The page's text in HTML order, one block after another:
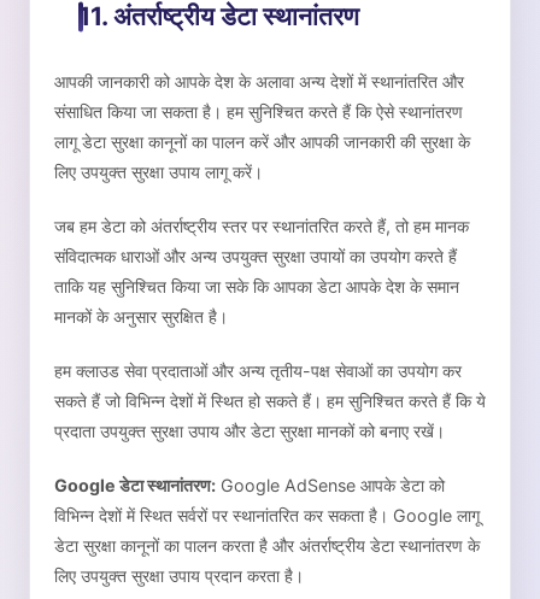
11. अंतर्राष्ट्रीय डेटा स्थानांतरण
आपकी जानकारी को आपके देश के अलावा अन्य देशों में स्थानांतरित और
संसाधित किया जा सकता है। हम सुनिश्चित करते हैं कि ऐसे स्थानांतरण
लागू डेटा सुरक्षा कानूनों का पालन करें और आपकी जानकारी की सुरक्षा के
लिए उपयुक्त सुरक्षा उपाय लागू करें।
जब हम डेटा को अंतर्राष्ट्रीय स्तर पर स्थानांतरित करते हैं, तो हम मानक
संविदात्मक धाराओं और अन्य उपयुक्त सुरक्षा उपायों का उपयोग करते हैं
ताकि यह सुनिश्चित किया जा सके कि आपका डेटा आपके देश के समान
मानकों के अनुसार सुरक्षित है।
हम क्लाउड सेवा प्रदाताओं और अन्य तृतीय-पक्ष सेवाओं का उपयोग कर
सकते हैं जो विभिन्न देशों में स्थित हो सकते हैं। हम सुनिश्चित करते हैं कि ये
प्रदाता उपयुक्त सुरक्षा उपाय और डेटा सुरक्षा मानकों को बनाए रखें।
Google डेटा स्थानांतरण: Google AdSense आपके डेटा को
विभिन्न देशों में स्थित सर्वरों पर स्थानांतरित कर सकता है। Google लागू
डेटा सुरक्षा कानूनों का पालन करता है और अंतर्राष्ट्रीय डेटा स्थानांतरण के
लिए उपयुक्त सुरक्षा उपाय प्रदान करता है।